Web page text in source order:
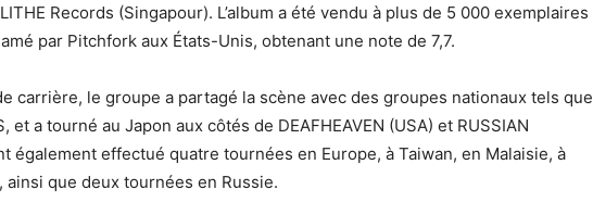
Records (Singapour). L’album a été vendu à plus de 5 000 exemplaires
par Pitchfork aux États-Unis, obtenant une note de 7,7.
carrière, le groupe a partagé la scène avec des groupes nationaux tels que
et a tourné au Japon aux côtés de DEAFHEAVEN (USA) et RUSSIAN
également effectué quatre tournées en Europe, à Taiwan, en Malaisie, à
ainsi que deux tournées en Russie.